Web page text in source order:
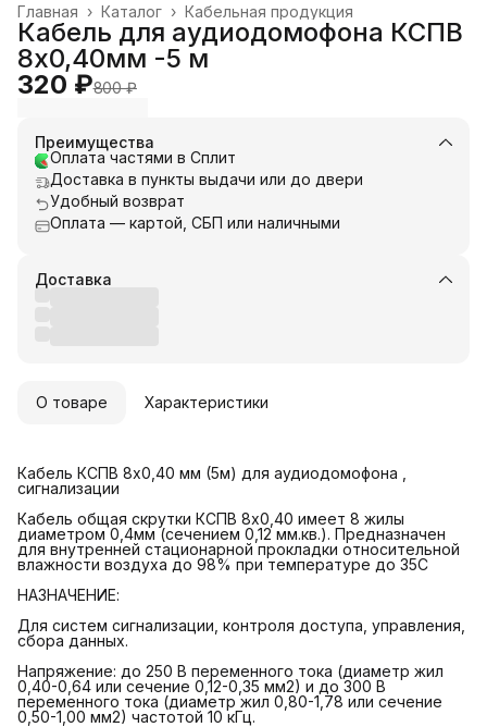
Кабельная продукция
Каталог ›
Главная ›
Кабель для аудиодомофона КСПВ
8х0,40мм -5 м
320 ₽800 ₽
Преимущества
Оплата частями в Сплит
Доставка в пункты выдачи или до двери
Удобный возврат
Оплата — картой, СБП или наличными
Доставка
О товаре Характеристики
Кабель КСПВ 8х0,40 мм (5м) для аудиодомофона ,
сигнализации
Кабель общая скрутки КСПВ 8х0,40 имеет 8 жилы
диаметром 0,4мм (сечением 0,12 мм.кв.). Предназначен
для внутренней стационарной прокладки относительной
влажности воздуха до 98% при температуре до 35С
НАЗНАЧЕНИЕ:
Для систем сигнализации, контроля доступа, управления,
сбора данных.
Напряжение: до 250 В переменного тока (диаметр жил
0,40-0,64 или сечение 0,12-0,35 мм2) и до 300 В
переменного тока (диаметр жил 0,80-1,78 или сечение
0,50-1,00 мм2) частотой 10 кГц.